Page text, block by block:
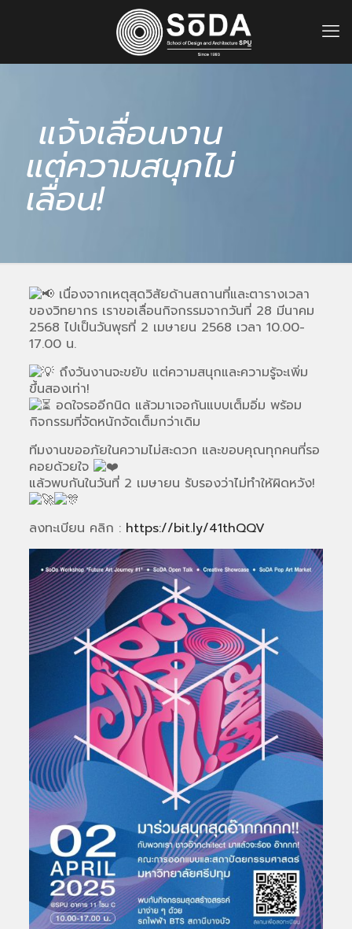
แจ้งเลื่อนงาน
แต่ความสนุกไม่
เลื่อน!
เนื่องจากเหตุสุดวิสัยด้านสถานที่และตารางเวลา
ของวิทยากร เราขอเลื่อนกิจกรรมจากวันที่ 28 มีนาคม
2568 ไปเป็นวันพุธที่ 2 เมษายน 2568 เวลา 10.00-
17.00 น.
ถึงวันงานจะขยับ แต่ความสนุกและความรู้จะเพิ่ม
ขึ้นสองเท่า!
อดใจรออีกนิด แล้วมาเจอกันแบบเต็มอิ่ม พร้อม
กิจกรรมที่จัดหนักจัดเต็มกว่าเดิม
ทีมงานขออภัยในความไม่สะดวก และขอบคุณทุกคนที่รอ
คอยด้วยใจ
แล้วพบกันในวันที่ 2 เมษายน รับรองว่าไม่ทำให้ผิดหวัง!
ลงทะเบียน คลิก : https://bit.ly/41thQQV